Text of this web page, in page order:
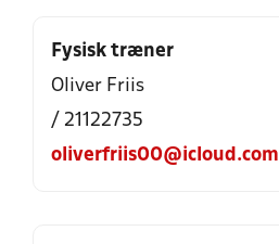
Fysisk træner
Oliver Friis
/ 21122735
oliverfriis00@icloud.com